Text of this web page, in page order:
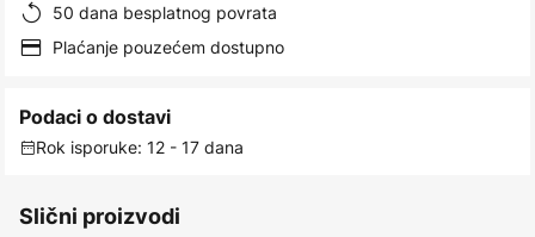
50 dana besplatnog povrata
Plaćanje pouzećem dostupno
Podaci o dostavi
Rok isporuke: 12 - 17 dana
Slični proizvodi